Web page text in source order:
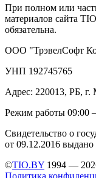
При полном или
материалов сайта
обязательна.
ООО "ТрэвелСофт
УНП 192745765
Адрес: 220013, РБ, г.
Режим работы 09:00
Свидетельство о
от 09.12.2016
©TIO.BY 1994 —
Политика